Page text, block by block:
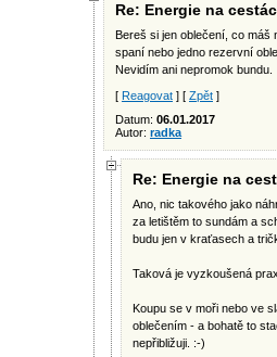
Re: Energie na
Bereš si jen oblečení, co máš
spaní nebo jedno rezervní
Nevidím ani nepromok bundu.
[ Reagovat ] [ Zpět ]
Datum: 06.01.2017
Autor: radka
Re: Energie na
Ano, nic takového jako
za letištěm to sundám a
budu jen v kraťasech a
Taková je vyzkoušená
Koupu se v moři nebo ve
oblečením - a bohatě to
nepřibližuji. :-)